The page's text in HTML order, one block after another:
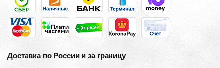
Доставка по России и за границу